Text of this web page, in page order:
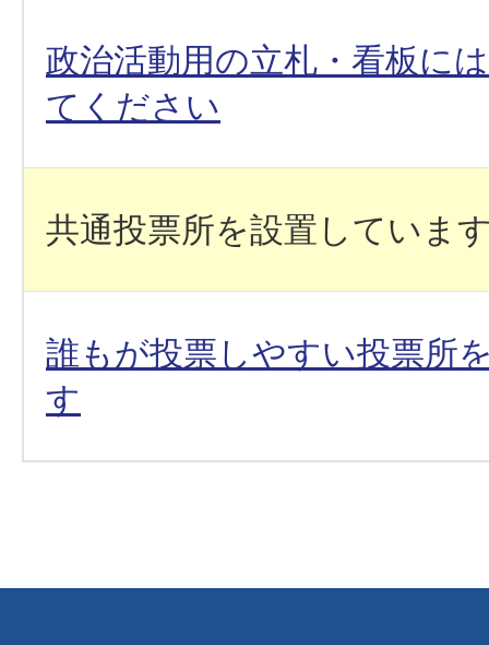
政治活動用の立札・看板に
てください
共通投票所を設置していま
誰もが投票しやすい投票所
す